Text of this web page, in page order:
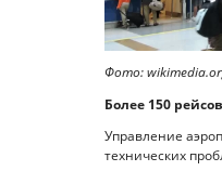
Фото:
Более 150
Управление
технических